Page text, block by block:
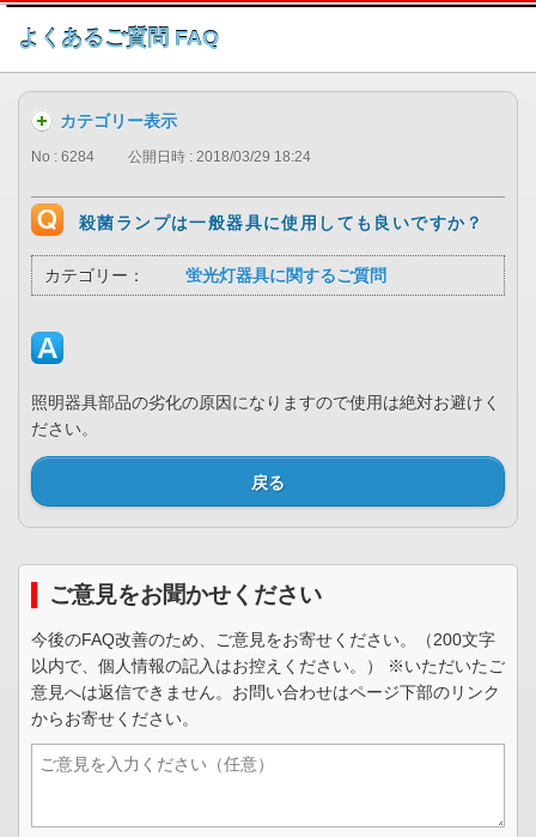
このページの本文へ
よくあるご質問 FAQ
カテゴリー表示
No : 6284 公開日時 : 2018/03/29 18:24
殺菌ランプは一般器具に使用しても良いですか？
カテゴリー： 蛍光灯器具に関するご質問
照明器具部品の劣化の原因になりますので使用は絶対お避けく
ださい。
戻る
ご意見をお聞かせください
今後のFAQ改善のため、ご意見をお寄せください。（200文字
以内で、個人情報の記入はお控えください。） ※いただいたご
意見へは返信できません。お問い合わせはページ下部のリンク
からお寄せください。